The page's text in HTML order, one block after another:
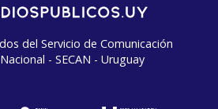
del Servicio de Comunicación
- SECAN - Uruguay